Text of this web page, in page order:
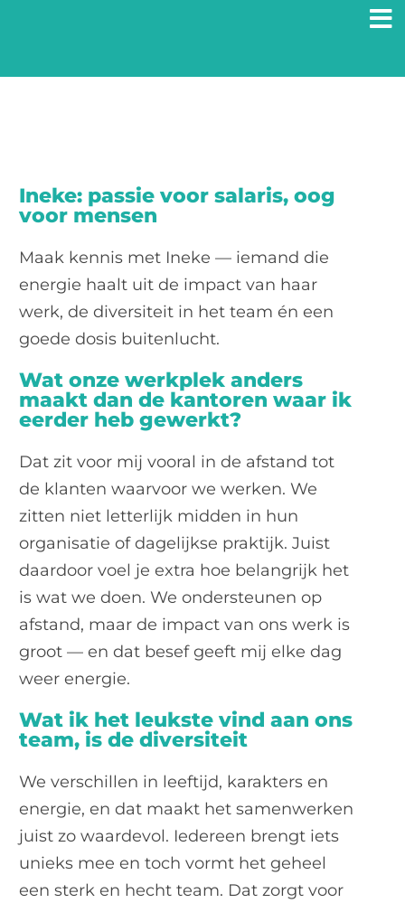
Ineke: passie voor salaris, oog
voor mensen
Maak kennis met Ineke — iemand die
energie haalt uit de impact van haar
werk, de diversiteit in het team én een
goede dosis buitenlucht.
Wat onze werkplek anders
maakt dan de kantoren waar ik
eerder heb gewerkt?
Dat zit voor mij vooral in de afstand tot
de klanten waarvoor we werken. We
zitten niet letterlijk midden in hun
organisatie of dagelijkse praktijk. Juist
daardoor voel je extra hoe belangrijk het
is wat we doen. We ondersteunen op
afstand, maar de impact van ons werk is
groot — en dat besef geeft mij elke dag
weer energie.
Wat ik het leukste vind aan ons
team, is de diversiteit
We verschillen in leeftijd, karakters en
energie, en dat maakt het samenwerken
juist zo waardevol. Iedereen brengt iets
unieks mee en toch vormt het geheel
een sterk en hecht team. Dat zorgt voor